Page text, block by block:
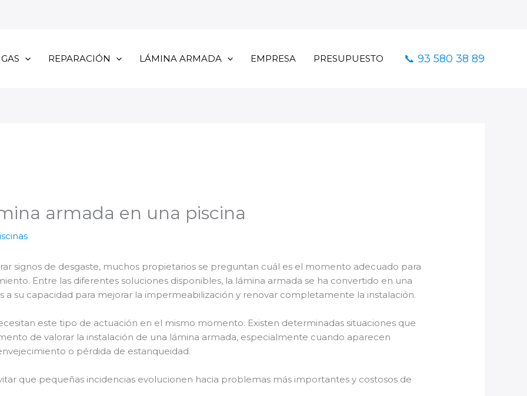
REPARACIÓN LÁMINA ARMADA EMPRESA PRESUPUESTO 📞 93 580 38 89
armada en una piscina
signos de desgaste, muchos propietarios se preguntan cuál es el momento adecuado para
Entre las diferentes soluciones disponibles, la lámina armada se ha convertido en una
a su capacidad para mejorar la impermeabilización y renovar completamente la instalación.
este tipo de actuación en el mismo momento. Existen determinadas situaciones que
de valorar la instalación de una lámina armada, especialmente cuando aparecen
o pérdida de estanqueidad.
que pequeñas incidencias evolucionen hacia problemas más importantes y costosos de